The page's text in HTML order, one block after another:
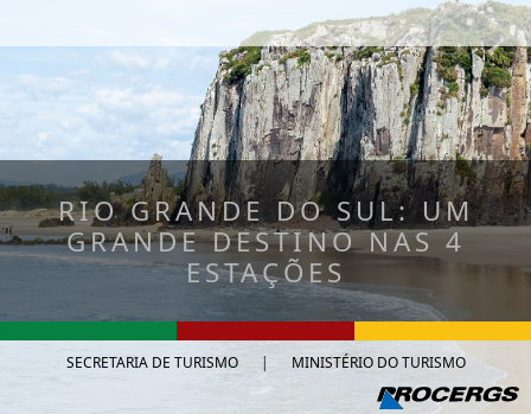
RIO GRANDE DO SUL: UM
GRANDE DESTINO NAS 4
ESTAÇÕES
SECRETARIA DE TURISMO | MINISTÉRIO DO TURISMO